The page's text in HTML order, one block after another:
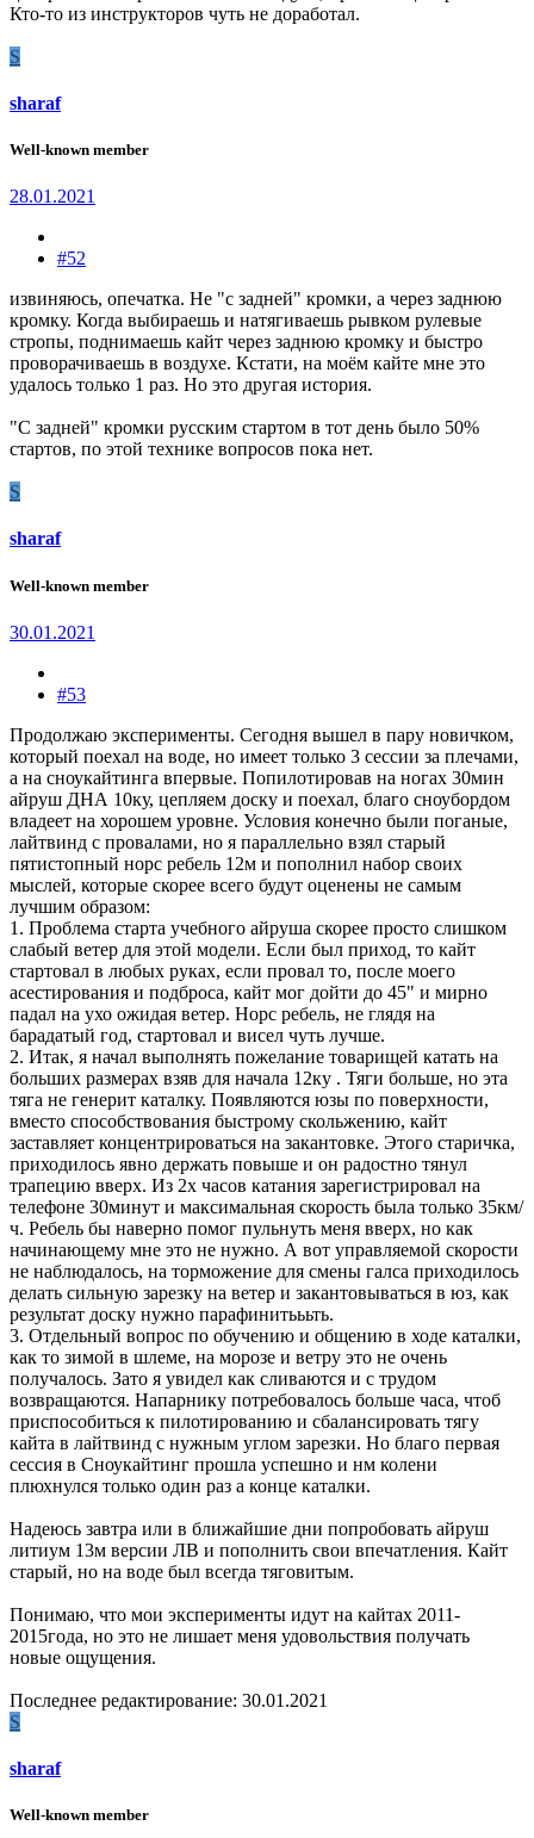
Кто-то из инструкторов чуть не доработал.
S
sharaf
Well-known member
28.01.2021
#52
извиняюсь, опечатка. Не "с задней" кромки, а через заднюю
кромку. Когда выбираешь и натягиваешь рывком рулевые
стропы, поднимаешь кайт через заднюю кромку и быстро
проворачиваешь в воздухе. Кстати, на моём кайте мне это
удалось только 1 раз. Но это другая история.
"С задней" кромки русским стартом в тот день было 50%
стартов, по этой технике вопросов пока нет.
S
sharaf
Well-known member
30.01.2021
#53
Продолжаю эксперименты. Сегодня вышел в пару новичком,
который поехал на воде, но имеет только 3 сессии за плечами,
а на сноукайтинга впервые. Попилотировав на ногах 30мин
айруш ДНА 10ку, цепляем доску и поехал, благо сноубордом
владеет на хорошем уровне. Условия конечно были поганые,
лайтвинд с провалами, но я параллельно взял старый
пятистопный норс ребель 12м и пополнил набор своих
мыслей, которые скорее всего будут оценены не самым
лучшим образом:
1. Проблема старта учебного айруша скорее просто слишком
слабый ветер для этой модели. Если был приход, то кайт
стартовал в любых руках, если провал то, после моего
асестирования и подброса, кайт мог дойти до 45" и мирно
падал на ухо ожидая ветер. Норс ребель, не глядя на
барадатый год, стартовал и висел чуть лучше.
2. Итак, я начал выполнять пожелание товарищей катать на
больших размерах взяв для начала 12ку . Тяги больше, но эта
тяга не генерит каталку. Появляются юзы по поверхности,
вместо способствования быстрому скольжению, кайт
заставляет концентрироваться на закантовке. Этого старичка,
приходилось явно держать повыше и он радостно тянул
трапецию вверх. Из 2х часов катания зарегистрировал на
телефоне 30минут и максимальная скорость была только 35км/
ч. Ребель бы наверно помог пульнуть меня вверх, но как
начинающему мне это не нужно. А вот управляемой скорости
не наблюдалось, на торможение для смены галса приходилось
делать сильную зарезку на ветер и закантовываться в юз, как
результат доску нужно парафинитьььть.
3. Отдельный вопрос по обучению и общению в ходе каталки,
как то зимой в шлеме, на морозе и ветру это не очень
получалось. Зато я увидел как сливаются и с трудом
возвращаются. Напарнику потребовалось больше часа, чтоб
приспособиться к пилотированию и сбалансировать тягу
кайта в лайтвинд с нужным углом зарезки. Но благо первая
сессия в Сноукайтинг прошла успешно и нм колени
плюхнулся только один раз а конце каталки.
Надеюсь завтра или в ближайшие дни попробовать айруш
литиум 13м версии ЛВ и пополнить свои впечатления. Кайт
старый, но на воде был всегда тяговитым.
Понимаю, что мои эксперименты идут на кайтах 2011-
2015года, но это не лишает меня удовольствия получать
новые ощущения.
Последнее редактирование: 30.01.2021
S
sharaf
Well-known member